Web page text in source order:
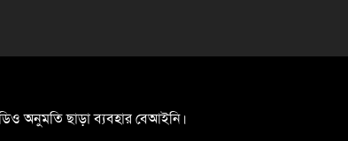
অনুমতি ছাড়া ব্যবহার বেআইনি।